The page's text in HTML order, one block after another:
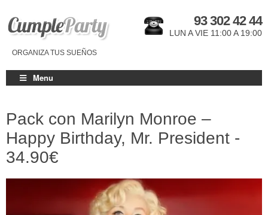
ORGANIZA TUS SUEÑOS
93 302 42 44
LUN A VIE 11:00 A 19:00
Menu
Pack con Marilyn Monroe –
Happy Birthday, Mr. President -
34.90€